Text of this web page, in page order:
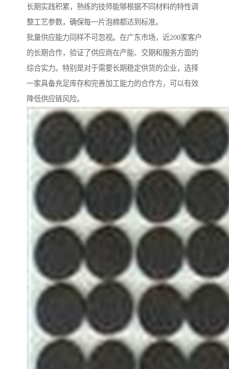
长期实践积累，熟练的技师能够根据不同材料的特性调
整工艺参数，确保每一片泡棉都达到标准。
批量供应能力同样不可忽视。在广东市场，近200家客户
的长期合作，验证了供应商在产能、交期和服务方面的
综合实力。特别是对于需要长期稳定供货的企业，选择
一家具备充足库存和完善加工能力的合作方，可以有效
降低供应链风险。